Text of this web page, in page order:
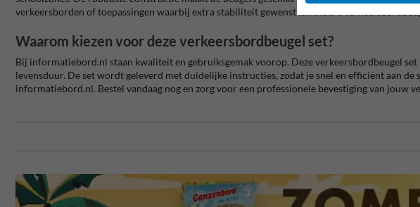
verkeersborden of toepassingen waarbij extra stabiliteit gewenst is. Andere
Waarom kiezen voor deze verkeersbordbeugel set?
Bij informatiebord.nl staan kwaliteit en gebruiksgemak voorop. Deze verkeersbordbeugel
levensduur. De set wordt geleverd met duidelijke instructies, zodat je snel en efficiënt aan
informatiebord.nl. Bestel vandaag nog en zorg voor een professionele bevestiging van jouw